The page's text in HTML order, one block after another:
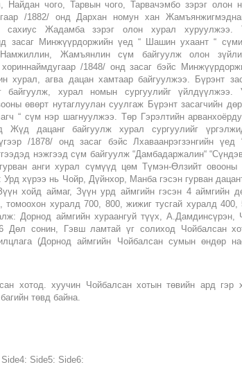
чого, Тарвын чого, Тарвачэмбо зэрэг олон
/1882/ онд Дархан номун хан
Жадамба зэрэг олон хурал хуруулжээ.
засаг Минжүүрдоржийн үед “ Шашин ухаант “
Жамъянлин сүм байгуулж олон
/1848/ онд засаг бэйс
хурал, агва дацан хамтаар байгуулжээ. Бүрэнт
хурал номын сургуулийг үйлдүүлжээ.
өвөрт нутаглуулан суулгаж Бүрэнт засагчийн
“ сүм нэр шагнуулжээ. Төр Гэрэлтийн
Жүд дацанг байгуулж хурал сургуулийг
/1878/ онд засаг бэйс Лхаваанрэгзэнгийн үед
нэжгээд сүм байгуулж “Дамбадаржалин“
анги хурал сүмүүд цөм Түмэн-Өлзийт овооны
хүрээ нь Чойр, Дүйнхор, Манба гэсэн гурван
хойд аймаг, Зүүн урд аймгийн гэсэн 4 аймгийн
томоохон хуралд 700, 800, жижиг тусгай хуралд 400,
Дорнод аймгийн хураангуй түүх, А.Дамдинсүрэн,
Дөл сонин, Гэвш ламтай үг солиход Чойбалсан
(Дорнод аймгийн Чойбалсан сумын өндөр
хотод. хуучин Чойбалсан хотын төвийн ард гэр
төвд байна.
Side5: Side6: